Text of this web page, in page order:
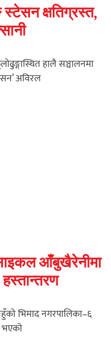
स्टेसन क्षतिग्रस्त,
हालै सञ्चालनमा
अविरल
आँबुखैरेनीमा
भिमाद नगरपालिका–६
भएको